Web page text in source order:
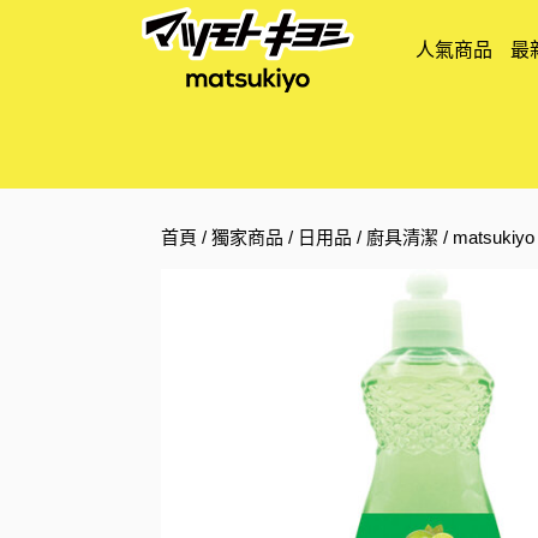
人氣商品 最
首頁 /獨家商品 / 日用品 / 廚具清潔 /